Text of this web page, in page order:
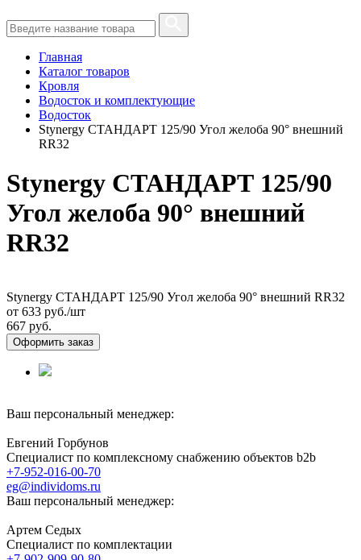
Главная
Каталог товаров
Кровля
Водосток и комплектующие
Водосток
Stynergy СТАНДАРТ 125/90 Угол желоба 90° внешний
RR32
Stynergy СТАНДАРТ 125/90
Угол желоба 90° внешний
RR32
Stynergy СТАНДАРТ 125/90 Угол желоба 90° внешний RR32
от 633 руб./шт
667 руб.
Оформить заказ
Ваш персональный менеджер:
Евгений Горбунов
Специалист по комплексному снабжению объектов b2b
+7-952-016-00-70
eg@individoms.ru
Ваш персональный менеджер:
Артем Седых
Специалист по комплектации